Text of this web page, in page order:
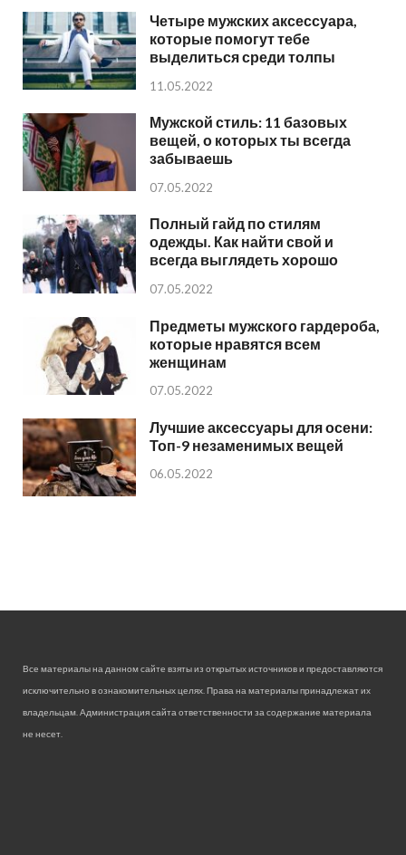
Четыре мужских аксессуара,
которые помогут тебе
выделиться среди толпы
11.05.2022
Мужской стиль: 11 базовых
вещей, о которых ты всегда
забываешь
07.05.2022
Полный гайд по стилям
одежды. Как найти свой и
всегда выглядеть хорошо
07.05.2022
Предметы мужского гардероба,
которые нравятся всем
женщинам
07.05.2022
Лучшие аксессуары для осени:
Топ-9 незаменимых вещей
06.05.2022
Все материалы на данном сайте взяты из открытых источников и предоставляются
исключительно в ознакомительных целях. Права на материалы принадлежат их
владельцам. Администрация сайта ответственности за содержание материала
не несет.